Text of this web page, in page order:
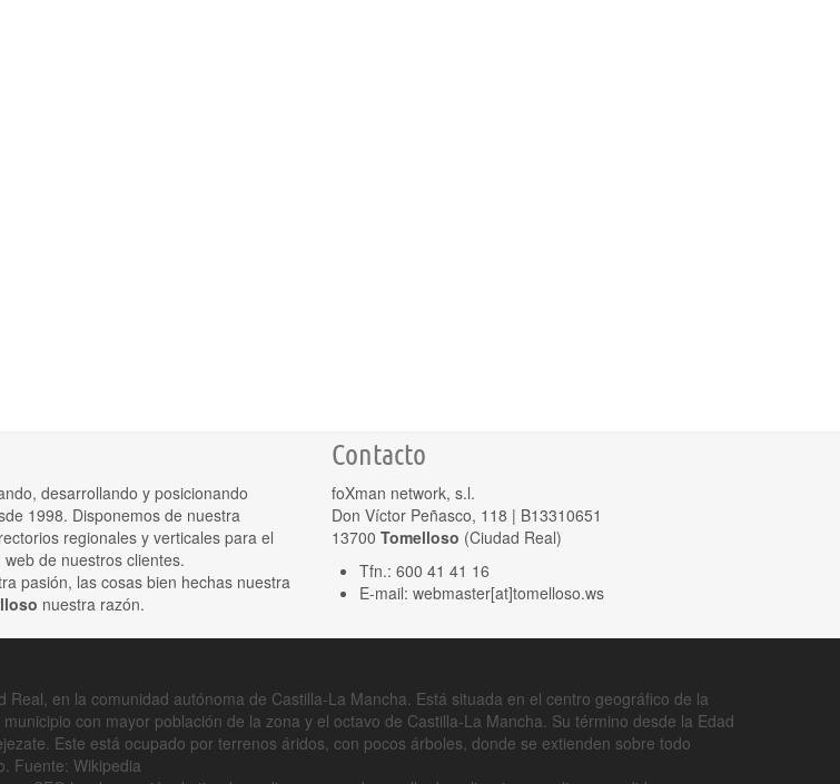
desarrollando y posicionando
1998. Disponemos de nuestra
regionales y verticales para el
de nuestros clientes.
pasión, las cosas bien hechas nuestra
nuestra razón.
Contacto
foXman network, s.l.
Don Víctor Peñasco, 118 | B13310651
13700 Tomelloso (Ciudad Real)
Tfn.: 600 41 41 16
E-mail: webmaster[at]tomelloso.ws
en la comunidad autónoma de Castilla-La Mancha. Está situada en el centro geográfico de la
con mayor población de la zona y el octavo de Castilla-La Mancha. Su término desde la Edad
Este está ocupado por terrenos áridos, con pocos árboles, donde se extienden sobre todo
Fuente: Wikipedia